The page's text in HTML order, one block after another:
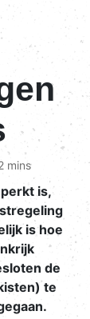
mins
is,
is hoe
de
te